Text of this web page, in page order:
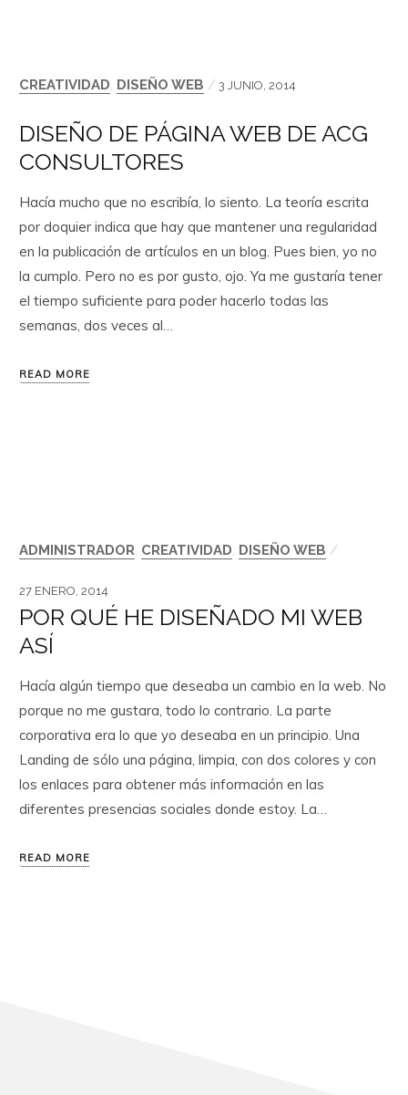
CREATIVIDAD, DISEÑO WEB / 3 JUNIO, 2014
DISEÑO DE PÁGINA WEB DE ACG
CONSULTORES
Hacía mucho que no escribía, lo siento. La teoría escrita
por doquier indica que hay que mantener una regularidad
en la publicación de artículos en un blog. Pues bien, yo no
la cumplo. Pero no es por gusto, ojo. Ya me gustaría tener
el tiempo suficiente para poder hacerlo todas las
semanas, dos veces al…
READ MORE
ADMINISTRADOR, CREATIVIDAD, DISEÑO WEB /
27 ENERO, 2014
POR QUÉ HE DISEÑADO MI WEB
ASÍ
Hacía algún tiempo que deseaba un cambio en la web. No
porque no me gustara, todo lo contrario. La parte
corporativa era lo que yo deseaba en un principio. Una
Landing de sólo una página, limpia, con dos colores y con
los enlaces para obtener más información en las
diferentes presencias sociales donde estoy. La…
READ MORE